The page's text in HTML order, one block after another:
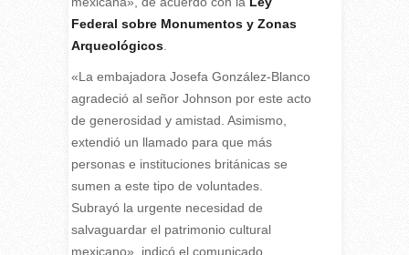
Federal sobre Monumentos y Zonas
Arqueológicos.
«La embajadora Josefa González-Blanco
agradeció al señor Johnson por este acto
de generosidad y amistad. Asimismo,
extendió un llamado para que más
personas e instituciones británicas se
sumen a este tipo de voluntades.
Subrayó la urgente necesidad de
salvaguardar el patrimonio cultural
mexicano», indicó el comunicado.